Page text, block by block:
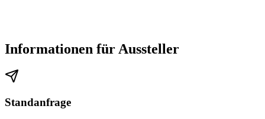
Informationen für Aussteller
Standanfrage